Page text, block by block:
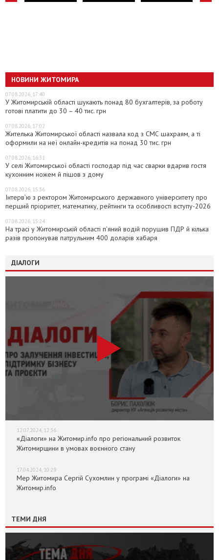
НОВИНИ ЖИТОМИРА
07.08.2026, 17:40
У Житомирській області шукають понад 80 бухгалтерів, за роботу
готові платити до 30 – 40 тис. грн
07.08.2026, 17:02
Жителька Житомирської області назвала код з СМС шахраям, а ті
оформили на неї онлайн-кредитів на понад 30 тис. грн
07.08.2026, 16:31
У селі Житомирської області господар під час сварки вдарив гостя
кухонним ножем й пішов з дому
07.08.2026, 15:36
Інтерв’ю з ректором Житомирського державного університету про
перший пріоритет, математику, рейтинги та особливості вступу-2026
07.08.2026, 15:24
На трасі у Житомирській області п’яний водій порушив ПДР й кілька
разів пропонував патрульним 400 доларів хабаря
ДІАЛОГИ
12.07.2024, 12:36
«Діалоги» на Житомир.info про регіональний розвиток
Житомирщини в умовах воєнного стану
17.04.2024, 10:29
Мер Житомира Сергій Сухомлин у програмі «Діалоги» на
Житомир.info
ТЕМИ ДНЯ